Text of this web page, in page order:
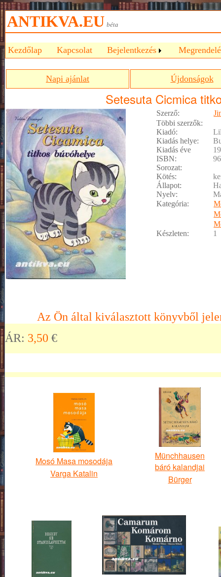
ANTIKVA.EU béta
Kezdőlap Kapcsolat Bejelentkezés
Napi ajánlat Újdonságok
Setesuta Cicmica
Szerző:
Többi szerzők:
Kiadó:
Kiadás helye:
Kiadás éve
ISBN:
Sorozat:
Kötés:
Állapot:
Nyelv:
Kategória:
Készleten:
1
Az Ön által kiválasztott könyvből
ÁR: 3,50 €
Mosó Masa mosodája
Varga Katalin
Münchhausen
báró kalandjai
Bürger